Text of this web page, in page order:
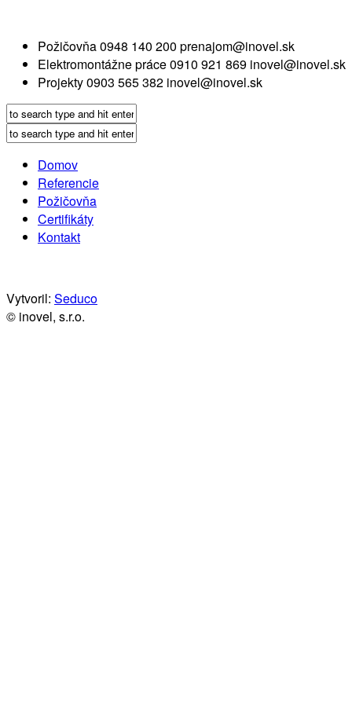
Požičovňa0948 140 200 prenajom@inovel.sk
Elektromontážne práce0910 921 869 inovel@inovel.sk
Projekty0903 565 382 inovel@inovel.sk
Domov
Referencie
Požičovňa
Certifikáty
Kontakt
Vytvoril: Seduco
© inovel, s.r.o.